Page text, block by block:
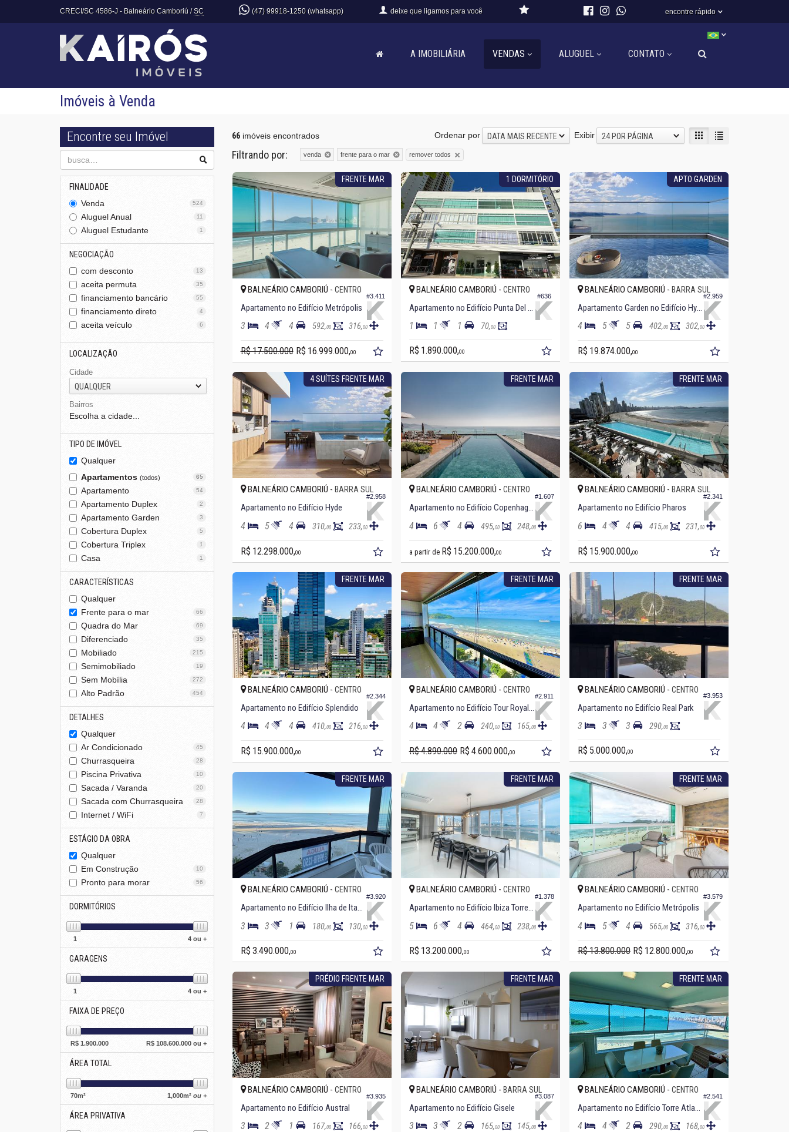
CRECI/SC 4586-J - Balneário Camboriú /SC (47) 99918-1250 (whatsapp) deixe que ligamos para você encontre rápido
A IMOBILIÁRIA VENDAS ALUGUEL CONTATO
Imóveis à Venda
Encontre seu Imóvel
FINALIDADE
Venda
524
Aluguel Anual 11
Aluguel Estudante 1
NEGOCIAÇÃO
com desconto
13
aceita permuta 35
financiamento bancário 55
financiamento direto 4
aceita veículo 6
LOCALIZAÇÃO
Cidade
QUALQUER
Bairros
Escolha a cidade...
TIPO DE IMÓVEL
Qualquer
Apartamentos (todos) 65
Apartamento 54
Apartamento Duplex 2
Apartamento Garden 3
Cobertura Duplex 5
Cobertura Triplex 1
Casa 1
CARACTERÍSTICAS
Qualquer
Frente para o mar
66
Quadra do Mar 69
Diferenciado 35
Mobiliado 215
Semimobiliado 19
Sem Mobília 272
Alto Padrão 454
DETALHES
Qualquer
Ar Condicionado
45
Churrasqueira 28
Piscina Privativa 10
Sacada / Varanda 20
Sacada com Churrasqueira 28
Internet / WiFi 7
ESTÁGIO DA OBRA
Qualquer
Em Construção
10
Pronto para morar 56
DORMITÓRIOS
1 4 ou +
GARAGENS
1 4 ou +
FAIXA DE PREÇO
R$ 1.900.000 R$ 108.600.000 ou +
ÁREA TOTAL
70m² 1,000m² ou +
ÁREA PRIVATIVA
66imóveis encontrados Exibir 24 POR PÁGINA
Ordenar por DATA MAIS RECENTE
Filtrando por: venda frente para o mar remover todos
FRENTE MAR
#3.411
BALNEÁRIO CAMBORIÚ - CENTRO
Apartamento no Edifício Metrópolis
3 4 4 592,00 316,00
R$ 17.500.000 R$ 16.999.000,00
1 DORMITÓRIO
#636
BALNEÁRIO CAMBORIÚ - CENTRO
Apartamento no Edifício Punta Del Este
1 1 1 70,00
R$ 1.890.000,00
APTO GARDEN
#2.959
BALNEÁRIO CAMBORIÚ - BARRA SUL
Apartamento Garden no Edifício Hyde
4 5 5 402,00 302,00
R$ 19.874.000,00
4 SUÍTES FRENTE MAR
#2.958
BALNEÁRIO CAMBORIÚ - BARRA SUL
Apartamento no Edifício Hyde
4 5 4 310,00 233,00
R$ 12.298.000,00
FRENTE MAR
#1.607
BALNEÁRIO CAMBORIÚ - CENTRO
Apartamento no Edifício Copenhagen
4 6 4 495,00 248,00
a partir de R$ 15.200.000,00
FRENTE MAR
#2.341
BALNEÁRIO CAMBORIÚ - BARRA SUL
Apartamento no Edifício Pharos
6 4 4 415,00 231,00
R$ 15.900.000,00
FRENTE MAR
#2.344
BALNEÁRIO CAMBORIÚ - CENTRO
Apartamento no Edifício Splendido
4 4 4 410,00 216,00
R$ 15.900.000,00
FRENTE MAR
#2.911
BALNEÁRIO CAMBORIÚ - CENTRO
Apartamento no Edifício Tour Royalle
4 4 2 240,00 165,00
R$ 4.890.000 R$ 4.600.000,00
FRENTE MAR
#3.953
BALNEÁRIO CAMBORIÚ - CENTRO
Apartamento no Edifício Real Park
3 3 3 290,00
R$ 5.000.000,00
FRENTE MAR
#3.920
BALNEÁRIO CAMBORIÚ - CENTRO
Apartamento no Edifício Ilha de Itacuruçá
3 3 1 180,00 130,00
R$ 3.490.000,00
FRENTE MAR
#1.378
BALNEÁRIO CAMBORIÚ - CENTRO
Apartamento no Edifício Ibiza Torre Norte
5 6 4 464,00 238,00
R$ 13.200.000,00
FRENTE MAR
#3.579
BALNEÁRIO CAMBORIÚ - CENTRO
Apartamento no Edifício Metrópolis
4 5 4 565,00 316,00
R$ 13.800.000 R$ 12.800.000,00
PRÉDIO FRENTE MAR
#3.935
BALNEÁRIO CAMBORIÚ - CENTRO
Apartamento no Edifício Austral
3 2 1 167,00 166,00
FRENTE MAR
#3.087
BALNEÁRIO CAMBORIÚ - BARRA SUL
Apartamento no Edifício Gisele
3 3 2 165,00 145,00
FRENTE MAR
#2.541
BALNEÁRIO CAMBORIÚ - CENTRO
4 4 2 290,00 168,00